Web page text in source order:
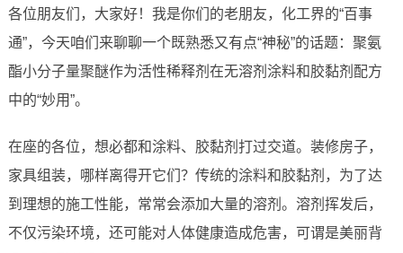
各位朋友们，大家好！我是你们的老朋友，化工界的“百事
通”，今天咱们来聊聊一个既熟悉又有点“神秘”的话题：聚氨
酯小分子量聚醚作为活性稀释剂在无溶剂涂料和胶黏剂配方
中的“妙用”。
在座的各位，想必都和涂料、胶黏剂打过交道。装修房子，
家具组装，哪样离得开它们？传统的涂料和胶黏剂，为了达
到理想的施工性能，常常会添加大量的溶剂。溶剂挥发后，
不仅污染环境，还可能对人体健康造成危害，可谓是美丽背